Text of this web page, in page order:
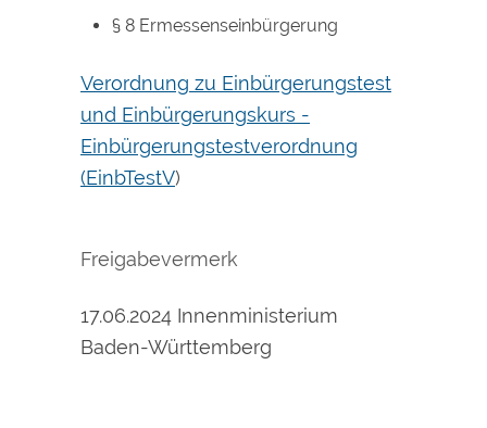
§ 8 Ermessenseinbürgerung
Verordnung zu Einbürgerungstest
und Einbürgerungskurs -
Einbürgerungstestverordnung
(EinbTestV)
Freigabevermerk
17.06.2024 Innenministerium
Baden-Württemberg